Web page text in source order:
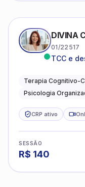
01/22517
TCC e
Terapia Cognitivo-
Psicologia
CRP ativo
SESSÃO
R$ 140